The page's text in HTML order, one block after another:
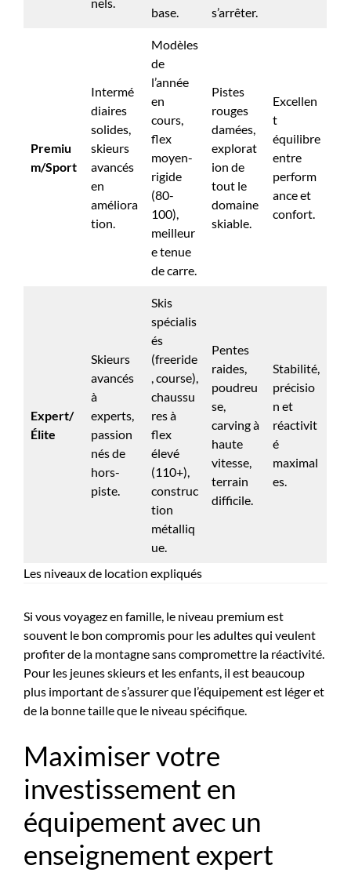
base.
s’arrêter.
Premiu
m/Sport
Intermé
diaires
solides,
skieurs
avancés
en
améliora
tion.
Modèles
de
l’année
en
cours,
flex
moyen-
rigide
(80-
100),
meilleur
e tenue
de carre.
Pistes
rouges
damées,
explorat
ion de
tout le
domaine
skiable.
Excellen
t
équilibre
entre
perform
ance et
confort.
Expert/
Élite
Skieurs
avancés
à
experts,
passion
nés de
hors-
piste.
Skis
spécialis
és
(freeride
, course),
chaussu
res à
flex
élevé
(110+),
construc
tion
métalliq
ue.
Pentes
raides,
poudreu
se,
carving à
haute
vitesse,
terrain
difficile.
Stabilité,
précisio
n et
réactivit
é
maximal
es.
Les niveaux de location expliqués
Si vous voyagez en famille, le niveau premium est
souvent le bon compromis pour les adultes qui veulent
profiter de la montagne sans compromettre la réactivité.
Pour les jeunes skieurs et les enfants, il est beaucoup
plus important de s’assurer que l’équipement est léger et
de la bonne taille que le niveau spécifique.
Maximiser votre
investissement en
équipement avec un
enseignement expert